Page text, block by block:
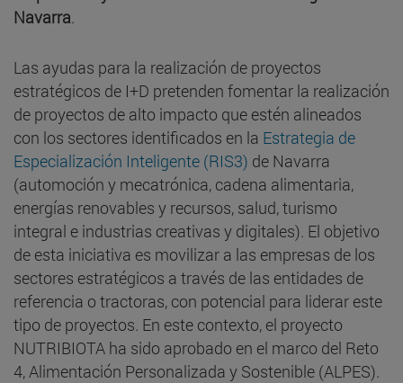
Navarra.
Las ayudas para la realización de proyectos
estratégicos de I+D pretenden fomentar la realización
de proyectos de alto impacto que estén alineados
con los sectores identificados en la Estrategia de
Especialización Inteligente (RIS3) de Navarra
(automoción y mecatrónica, cadena alimentaria,
energías renovables y recursos, salud, turismo
integral e industrias creativas y digitales). El objetivo
de esta iniciativa es movilizar a las empresas de los
sectores estratégicos a través de las entidades de
referencia o tractoras, con potencial para liderar este
tipo de proyectos. En este contexto, el proyecto
NUTRIBIOTA ha sido aprobado en el marco del Reto
4, Alimentación Personalizada y Sostenible (ALPES).